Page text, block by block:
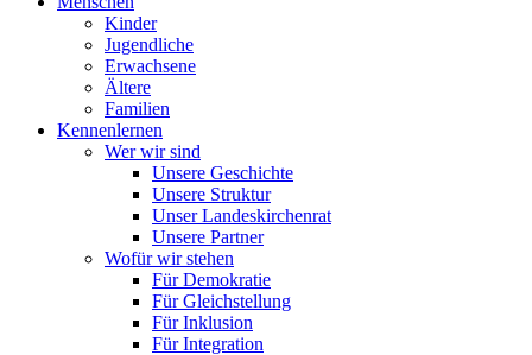
Kinder
Jugendliche
Erwachsene
Ältere
Familien
Kennenlernen
Wer wir sind
Unsere Geschichte
Unsere Struktur
Unser Landeskirchenrat
Unsere Partner
Wofür wir stehen
Für Demokratie
Für Gleichstellung
Für Inklusion
Für Integration